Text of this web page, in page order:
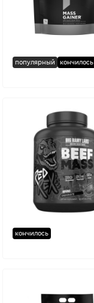
популярный кончилось
кончилось